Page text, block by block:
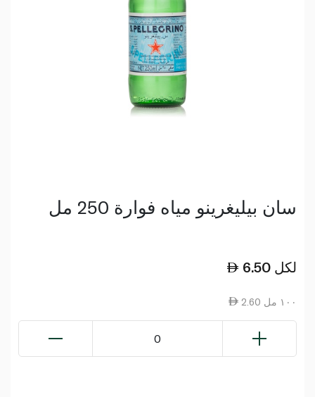
سان بيليغرينو مياه فوارة 250 مل
6.50 لكل
2.60 ١٠٠ مل
0